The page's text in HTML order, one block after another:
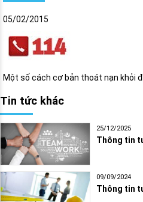
05/02/2015
Một số cách cơ bản thoát nạn khỏi
Tin tức khác
25/12/2025
Thông tin
09/09/2024
Thông tin